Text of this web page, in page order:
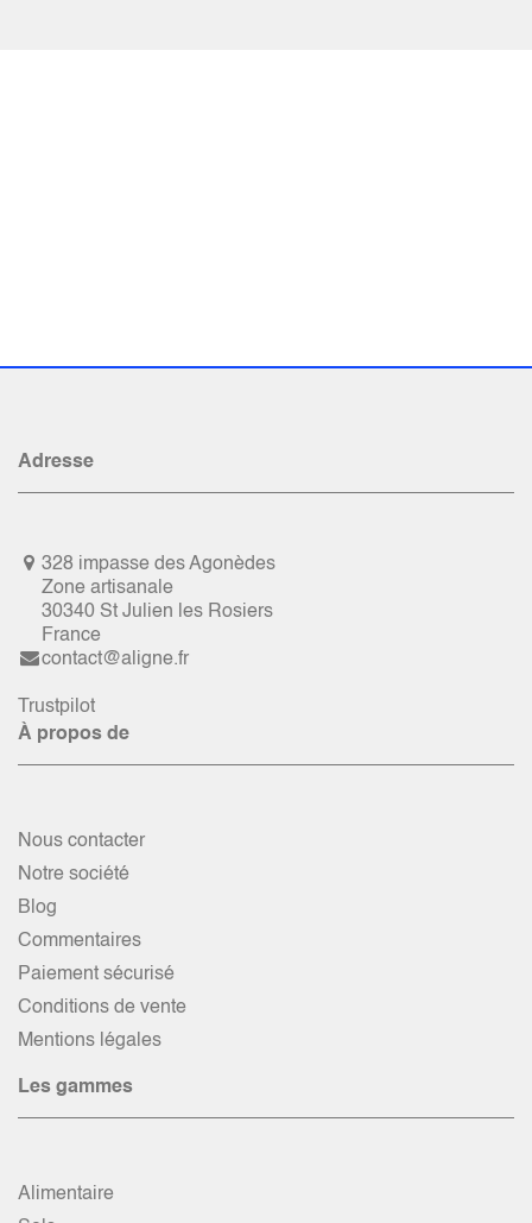
Adresse
328 impasse des Agonèdes
Zone artisanale
30340 St Julien les Rosiers
France
contact@aligne.fr
Trustpilot
À propos de
Nous contacter
Notre société
Blog
Commentaires
Paiement sécurisé
Conditions de vente
Mentions légales
Les gammes
Alimentaire